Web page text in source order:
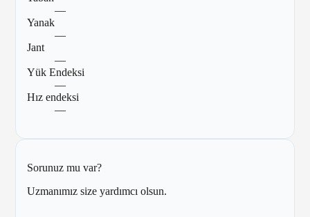
—
Yanak
—
Jant
—
Yük Endeksi
—
Hız endeksi
—
Sorunuz mu var?
Uzmanımız size yardımcı olsun.